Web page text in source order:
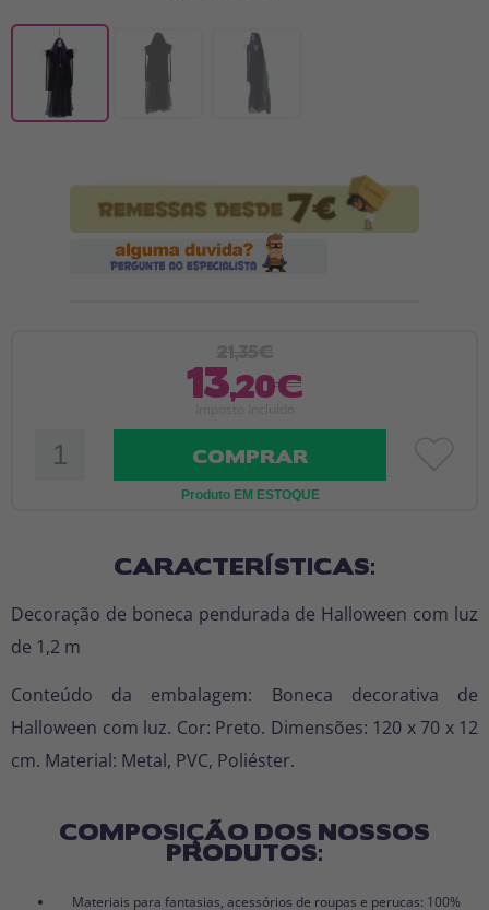
13,20€
COMPRAR
Produto EM ESTOQUE
CARACTERÍSTICAS:
Decoração de boneca pendurada de Halloween com luz
de 1,2 m
Conteúdo da embalagem: Boneca decorativa de
Halloween com luz. Cor: Preto. Dimensões: 120 x 70 x 12
cm. Material: Metal, PVC, Poliéster.
COMPOSIÇÃO DOS NOSSOS
PRODUTOS:
Materiais para fantasias, acessórios de roupas e perucas: 100%